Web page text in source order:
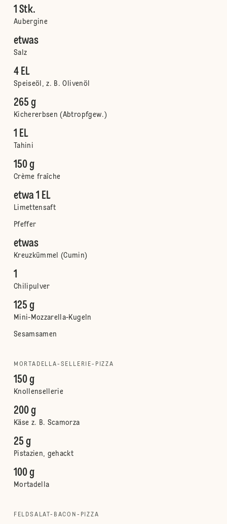
1 Stk.
Aubergine
etwas
Salz
4 EL
Speiseöl, z. B. Olivenöl
265 g
Kichererbsen (Abtropfgew.)
1 EL
Tahini
150 g
Crème fraîche
etwa 1 EL
Limettensaft
Pfeffer
etwas
Kreuzkümmel (Cumin)
1
Chilipulver
125 g
Mini-Mozzarella-Kugeln
Sesamsamen
MORTADELLA-SELLERIE-PIZZA
150 g
Knollensellerie
200 g
Käse z. B. Scamorza
25 g
Pistazien, gehackt
100 g
Mortadella
FELDSALAT-BACON-PIZZA